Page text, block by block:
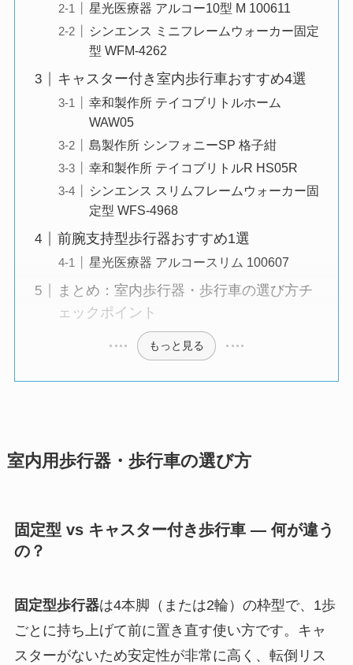
星光医療器 アルコー10型 M 100611
シンエンス ミニフレームウォーカー固定
型 WFM-4262
キャスター付き室内歩行車おすすめ4選
幸和製作所 テイコブリトルホーム
WAW05
島製作所 シンフォニーSP 格子紺
幸和製作所 テイコブリトルR HS05R
シンエンス スリムフレームウォーカー固
定型 WFS-4968
前腕支持型歩行器おすすめ1選
星光医療器 アルコースリム 100607
まとめ：室内歩行器・歩行車の選び方チ
ェックポイント
もっと見る
室内用歩行器・歩行車の選び方
固定型 vs キャスター付き歩行車 — 何が違う
の？
固定型歩行器は4本脚（または2輪）の枠型で、1歩
ごとに持ち上げて前に置き直す使い方です。キャ
スターがないため安定性が非常に高く、転倒リス